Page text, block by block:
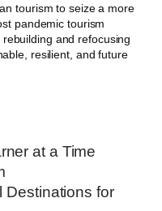
tourism to seize a more
pandemic tourism
and refocusing
resilient, and future
at a Time
Destinations for